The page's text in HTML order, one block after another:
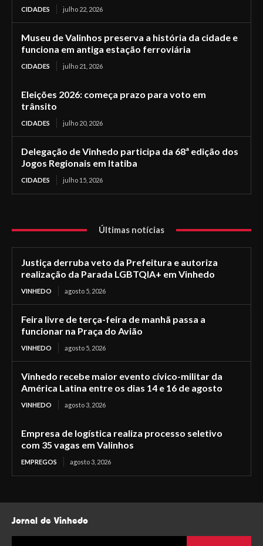
CIDADES julho 22, 2026
Museu de Valinhos preserva a história da cidade e
funciona em antiga estação ferroviária
CIDADES julho 21, 2026
Eleições 2026: começa prazo para voto em
trânsito
CIDADES julho 20, 2026
Delegação de Vinhedo participa da 68ª edição dos
Jogos Regionais em Itatiba
CIDADES julho 15, 2026
Últimas notícias
Justiça derruba veto da Prefeitura e autoriza
realização da Parada LGBTQIA+ em Vinhedo
VINHEDO agosto 5, 2026
Feira livre de terça-feira de manhã passa a
funcionar na Praça do Avião
VINHEDO agosto 5, 2026
Vinhedo recebe maior evento cívico-militar da
América Latina entre os dias 14 e 16 de agosto
VINHEDO agosto 3, 2026
Empresa de logística realiza processo seletivo
com 35 vagas em Valinhos
EMPREGOS agosto 3, 2026
Jornal de Vinhedo